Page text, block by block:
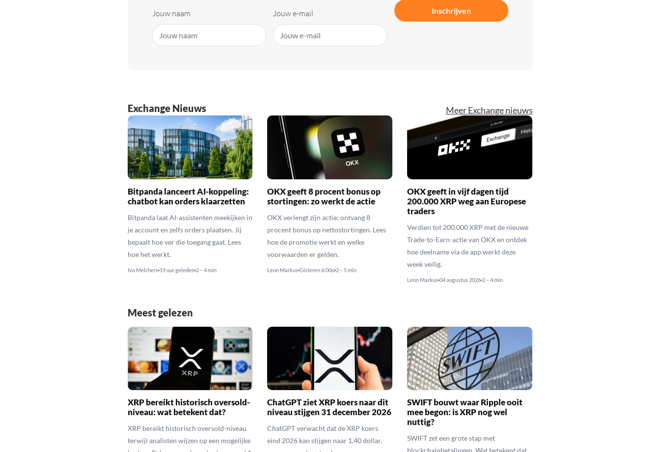
Jouw naam Jouw e-mail Inschrijven
Exchange Nieuws Meer Exchange nieuws
Bitpanda lanceert AI-koppeling:
chatbot kan orders klaarzetten
Bitpanda laat AI-assistenten meekijken in
je account en zelfs orders plaatsen. Jij
bepaalt hoe ver die toegang gaat. Lees
hoe het werkt.
Ivo Melchers 19 uur geleden 2 – 4 min
OKX geeft 8 procent bonus op
stortingen: zo werkt de actie
OKX verlengt zijn actie: ontvang 8
procent bonus op nettostortingen. Lees
hoe de promotie werkt en welke
voorwaarden er gelden.
Leon Markus Gisteren 6:00u 2 – 5 min
OKX geeft in vijf dagen tijd
200.000 XRP weg aan Europese
traders
Verdien tot 200.000 XRP met de nieuwe
Trade-to-Earn-actie van OKX en ontdek
hoe deelname via de app werkt deze
week veilig.
Leon Markus 04 augustus 2026 2 – 4 min
Meest gelezen
XRP bereikt historisch oversold-
niveau: wat betekent dat?
XRP bereikt historisch oversold-niveau
terwijl analisten wijzen op een mogelijke
ChatGPT ziet XRP koers naar dit
niveau stijgen 31 december 2026
ChatGPT verwacht dat de XRP koers
eind 2026 kan stijgen naar 1,40 dollar,
SWIFT bouwt waar Ripple ooit
mee begon: is XRP nog wel
nuttig?
SWIFT zet een grote stap met